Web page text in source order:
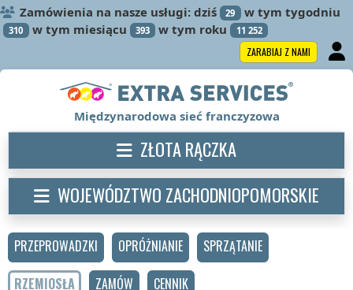
Zamówienia na nasze usługi: dziś 29 w tym tygodniu
310 w tym miesiącu 393 w tym roku 11 252
ZARABIAJ Z NAMI
PRZEPROWADZKI OPRÓŻNIANIE
SPRZĄTANIE
RZEMIOSŁA
ZAMÓW CENNIK
Międzynarodowa sieć franczyzowa
ZŁOTA RĄCZKA
WOJEWÓDZTWO ZACHODNIOPOMORSKIE